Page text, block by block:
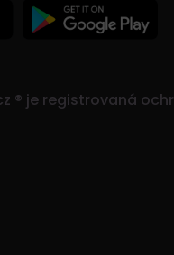
® je registrovaná